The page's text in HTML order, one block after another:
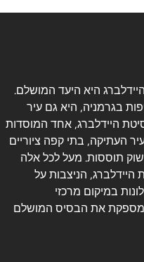
היא היעד המושלם.
בגרמניה, היא גם עיר
היידלברג, אחד המוסדות
העתיקה, בתי קפה ציוריים
שוק תוססות. מעל לכל אלה
הניצבות על
במיקום מרכזי
בהיידלברג, רשת Leonardo Hotels מספקת את הבסיס המושלם